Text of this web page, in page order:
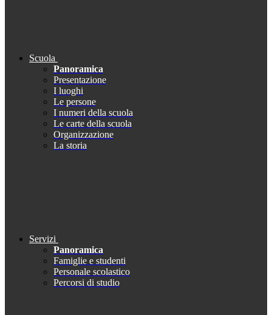
Scuola
Panoramica
Presentazione
I luoghi
Le persone
I numeri della scuola
Le carte della scuola
Organizzazione
La storia
Servizi
Panoramica
Famiglie e studenti
Personale scolastico
Percorsi di studio